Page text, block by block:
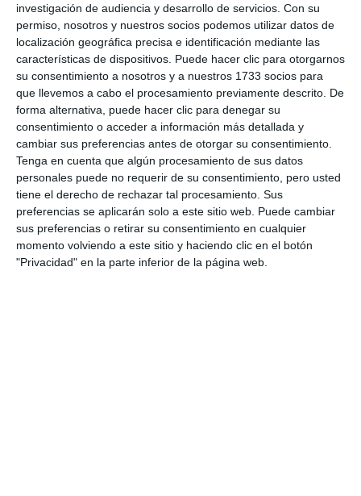
investigación de audiencia y desarrollo de servicios. Con su
permiso, nosotros y nuestros socios podemos utilizar datos de
localización geográfica precisa e identificación mediante las
características de dispositivos. Puede hacer clic para otorgarnos
su consentimiento a nosotros y a nuestros 1733 socios para
que llevemos a cabo el procesamiento previamente descrito. De
forma alternativa, puede hacer clic para denegar su
consentimiento o acceder a información más detallada y
cambiar sus preferencias antes de otorgar su consentimiento.
Tenga en cuenta que algún procesamiento de sus datos
personales puede no requerir de su consentimiento, pero usted
tiene el derecho de rechazar tal procesamiento. Sus
preferencias se aplicarán solo a este sitio web. Puede cambiar
sus preferencias o retirar su consentimiento en cualquier
momento volviendo a este sitio y haciendo clic en el botón
"Privacidad" en la parte inferior de la página web.